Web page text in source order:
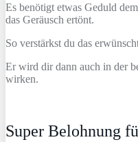
Es benötigt etwas Geduld
das Geräusch ertönt.
So verstärkst du das
Er wird dir dann auch in der
wirken.
Super Belohnung